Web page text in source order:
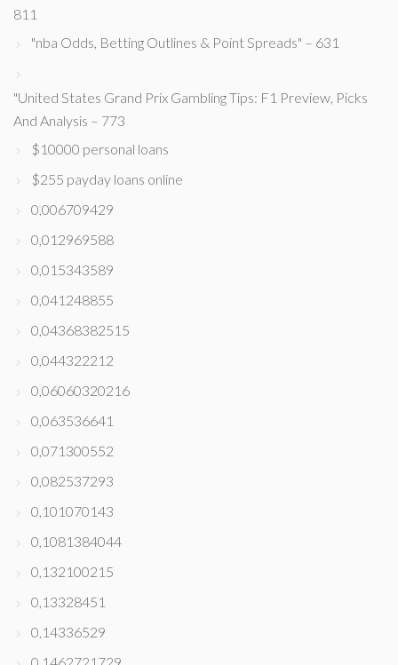
811
"nba Odds, Betting Outlines & Point Spreads" – 631
"United States Grand Prix Gambling Tips: F1 Preview, Picks
And Analysis – 773
$10000 personal loans
$255 payday loans online
0,006709429
0,012969588
0,015343589
0,041248855
0,04368382515
0,044322212
0,06060320216
0,063536641
0,071300552
0,082537293
0,101070143
0,1081384044
0,132100215
0,13328451
0,14336529